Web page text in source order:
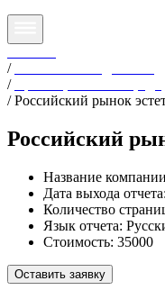
/
/
/Российский рынок
Российский
Название
Дата выхода отчета:
Количество
Язык отчета:
Стоимость: 35000
Оставить заявку